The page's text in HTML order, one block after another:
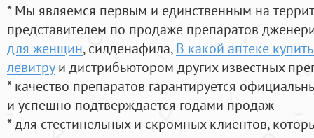
* Мы являемся первым и единственным на
представителем по продаже препаратов
для женщин, силденафила, В какой аптеке
левитруи дистрибьютором других известных
* качество препаратов гарантируется
и успешно подтверждается годами продаж
* для стестинельных и скромных клиентов,